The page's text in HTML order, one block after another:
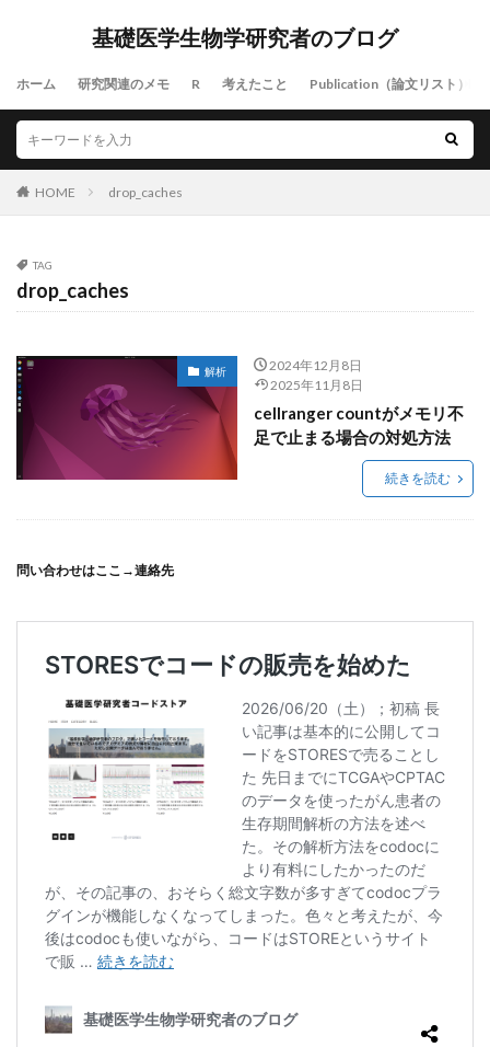
基礎医学生物学研究者のブログ
ホーム 研究関連のメモ R 考えたこと Publication（論文リスト）
HOME drop_caches
TAG
drop_caches
解析
2024年12月8日
2025年11月8日
cellranger countがメモリ不
足で止まる場合の対処方法
続きを読む
問い合わせはここ→連絡先